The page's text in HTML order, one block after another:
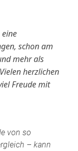
schon am
mehr als
herzlichen
Freude mit
von so
– kann